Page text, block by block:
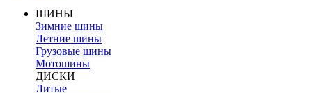
ШИНЫ
Зимние шины
Летние шины
Грузовые шины
Мотошины
ДИСКИ
Литые